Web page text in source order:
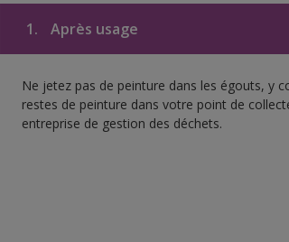
1. Après usage
Ne jetez pas de peinture dans les égouts, y
restes de peinture dans votre point de
entreprise de gestion des déchets.